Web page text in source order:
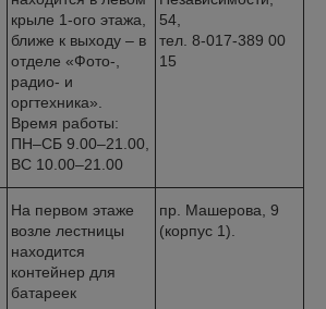
крыле 1-ого этажа,
ближе к выходу – в
отделе «Фото-,
радио- и
оргтехника».
Время работы:
ПН–СБ 9.00–21.00,
ВС 10.00–21.00
54,
тел. 8-017-389 00
15
На первом этаже
возле лестницы
находится
контейнер для
батареек
пр. Машерова, 9
(корпус 1).